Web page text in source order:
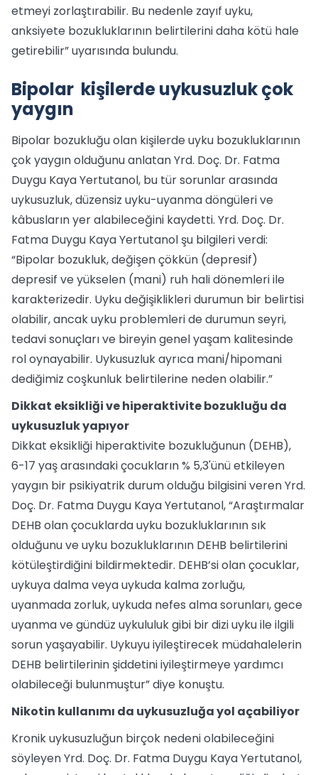
etmeyi zorlaştırabilir. Bu nedenle zayıf uyku,
anksiyete bozukluklarının belirtilerini daha kötü hale
getirebilir” uyarısında bulundu.
Bipolar kişilerde uykusuzluk çok
yaygın
Bipolar bozukluğu olan kişilerde uyku bozukluklarının
çok yaygın olduğunu anlatan Yrd. Doç. Dr. Fatma
Duygu Kaya Yertutanol, bu tür sorunlar arasında
uykusuzluk, düzensiz uyku-uyanma döngüleri ve
kâbusların yer alabileceğini kaydetti. Yrd. Doç. Dr.
Fatma Duygu Kaya Yertutanol şu bilgileri verdi:
“Bipolar bozukluk, değişen çökkün (depresif)
depresif ve yükselen (mani) ruh hali dönemleri ile
karakterizedir. Uyku değişiklikleri durumun bir belirtisi
olabilir, ancak uyku problemleri de durumun seyri,
tedavi sonuçları ve bireyin genel yaşam kalitesinde
rol oynayabilir. Uykusuzluk ayrıca mani/hipomani
dediğimiz coşkunluk belirtilerine neden olabilir.”
Dikkat eksikliği ve hiperaktivite bozukluğu da
uykusuzluk yapıyor
Dikkat eksikliği hiperaktivite bozukluğunun (DEHB),
6-17 yaş arasındaki çocukların % 5,3'ünü etkileyen
yaygın bir psikiyatrik durum olduğu bilgisini veren Yrd.
Doç. Dr. Fatma Duygu Kaya Yertutanol, “Araştırmalar
DEHB olan çocuklarda uyku bozukluklarının sık
olduğunu ve uyku bozukluklarının DEHB belirtilerini
kötüleştirdiğini bildirmektedir. DEHB’si olan çocuklar,
uykuya dalma veya uykuda kalma zorluğu,
uyanmada zorluk, uykuda nefes alma sorunları, gece
uyanma ve gündüz uykululuk gibi bir dizi uyku ile ilgili
sorun yaşayabilir. Uykuyu iyileştirecek müdahalelerin
DEHB belirtilerinin şiddetini iyileştirmeye yardımcı
olabileceği bulunmuştur” diye konuştu.
Nikotin kullanımı da uykusuzluğa yol açabiliyor
Kronik uykusuzluğun birçok nedeni olabileceğini
söyleyen Yrd. Doç. Dr. Fatma Duygu Kaya Yertutanol,